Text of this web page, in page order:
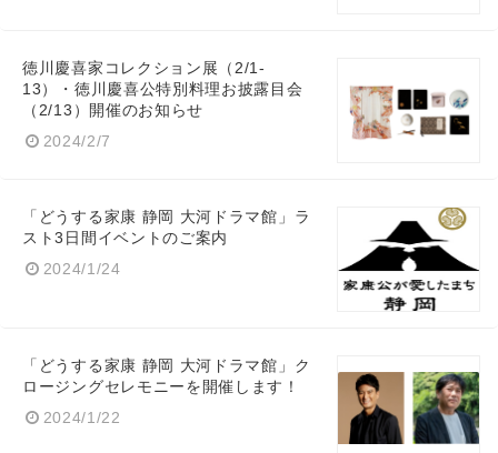
徳川慶喜家コレクション展（2/1-
13）・徳川慶喜公特別料理お披露目会
（2/13）開催のお知らせ
2024/2/7
「どうする家康 静岡 大河ドラマ館」ラ
スト3日間イベントのご案内
2024/1/24
「どうする家康 静岡 大河ドラマ館」ク
ロージングセレモニーを開催します！
2024/1/22